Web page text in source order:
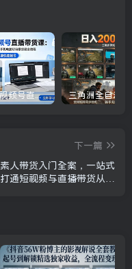
抖音绿幕+视频号直播带货课：居家照着稿子念起号，手机电脑双场景搭建全流程
下一篇
素人带货入门全案，一站式
打通短视频与直播带货从认